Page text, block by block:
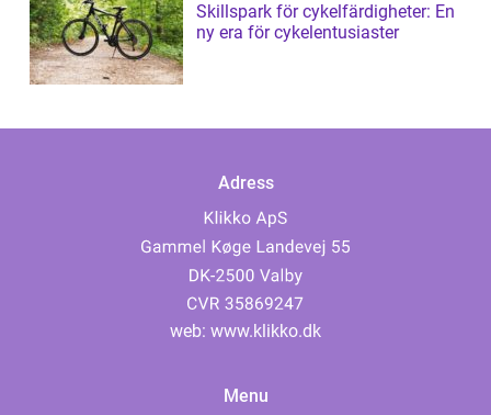
Skillspark för cykelfärdigheter: En
ny era för cykelentusiaster
Adress
web: www.klikko.dk
Menu